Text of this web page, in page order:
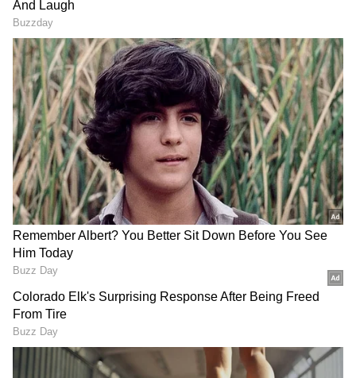
2. ಮಯಾಂಕ್‌ ಅಗರ್‌ವಾಲ್
ಟೆಸ್ಟ್ ತಂಡದ ಆರಂಭಿಕ ಬ್ಯಾಟರ್‌ ಮಯಾಂಕ್‌
ಅಗರ್‌ವಾಲ್‌ಗೆ ಪಿಂಕ್ ಬಾಲ್‌ ಟೆಸ್ಟ್‌ನಲ್ಲಿ ಮತ್ತೊಂದು
ಅವಕಾಶ ಸಿಗುವ ಸಾಧ್ಯತೆಯಿದೆ. ಮೊದಲ ಪಂದ್ಯದಲ್ಲಿ 33
ರನ್‌ ಬಾರಿಸಿದ್ದ ಮಯಾಂಕ್‌, ಇದೀಗ ತವರಿನಲ್ಲಿ ಅಬ್ಬರಿಸಲು
ಎದುರು ನೋಡುತ್ತಿದ್ದಾರೆ.